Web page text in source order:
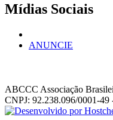
Mídias Sociais
ANUNCIE
ABCCC Associação
CNPJ: 92.238.096/0001-49